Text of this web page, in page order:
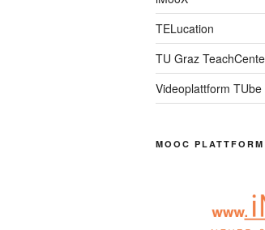
TELucation
TU Graz
Videoplattform TUbe
MOOC PLATTFORM